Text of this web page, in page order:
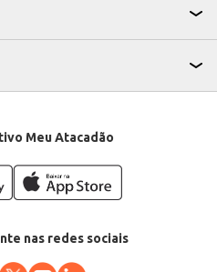
Meu Atacadão
nas redes sociais